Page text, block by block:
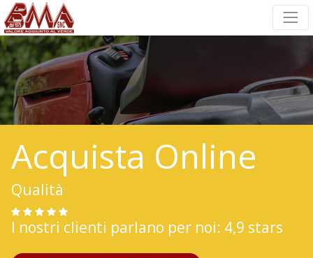
Acquista Online
Qualità
I nostri clienti parlano per noi: 4,9 stars